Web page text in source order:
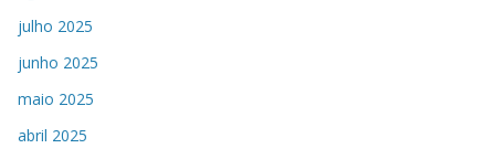
julho 2025
junho 2025
maio 2025
abril 2025